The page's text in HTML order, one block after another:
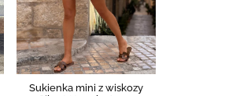
Sukienka mini z wiskozy